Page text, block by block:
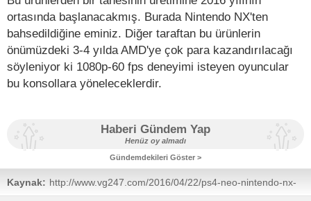
ortasında başlanacakmış. Burada Nintendo NX'ten
bahsedildiğine eminiz. Diğer taraftan bu ürünlerin
önümüzdeki 3-4 yılda AMD'ye çok para kazandırılacağı
söyleniyor ki 1080p-60 fps deneyimi isteyen oyuncular
bu konsollara yöneleceklerdir.
Haberi Gündem Yap
Henüz oy almadı
Gündemdekileri Göster >
Kaynak: http://www.vg247.com/2016/04/22/ps4-neo-nintendo-nx-
amd-rumours/